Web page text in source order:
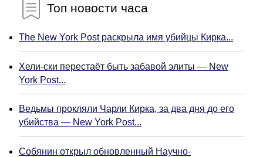
Топ новости часа
The New York Post раскрыла имя убийцы Кирка...
Хели-ски перестаёт быть забавой элиты — New
York Post...
Ведьмы прокляли Чарли Кирка, за два дня до его
убийства — New York Post...
Собянин открыл обновленный Научно-